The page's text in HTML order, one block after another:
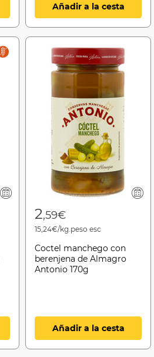
Añadir a la cesta
2,59€
15,24€/kg.peso esc
Coctel manchego con
berenjena de Almagro
Antonio 170g
Añadir a la cesta